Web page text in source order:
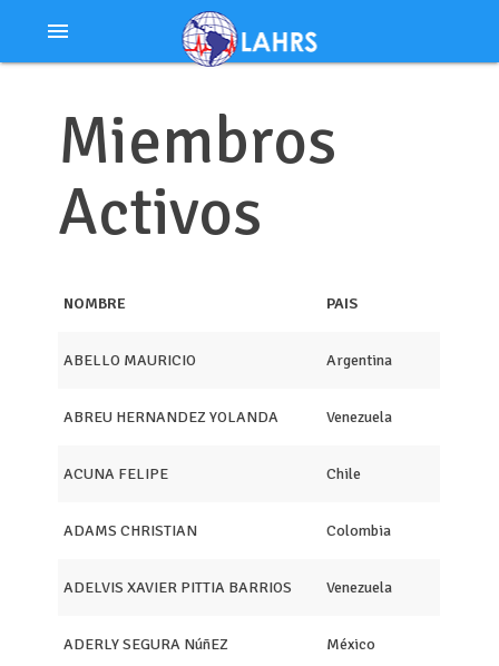
menu
Miembros
Activos
NOMBRE PAIS
ABELLO MAURICIO Argentina
ABREU HERNANDEZ YOLANDA Venezuela
ACUNA FELIPE Chile
ADAMS CHRISTIAN Colombia
ADELVIS XAVIER PITTIA BARRIOS Venezuela
ADERLY SEGURA NúñEZ México